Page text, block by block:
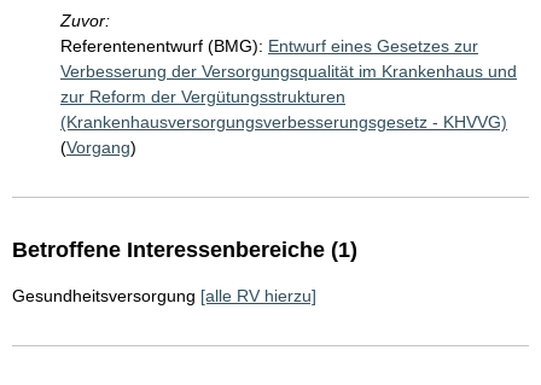
Zuvor:
Referentenentwurf (BMG): Entwurf eines Gesetzes zur
Verbesserung der Versorgungsqualität im Krankenhaus und
zur Reform der Vergütungsstrukturen
(Krankenhausversorgungsverbesserungsgesetz - KHVVG)
(Vorgang)
Betroffene Interessenbereiche (1)
Gesundheitsversorgung [alle RV hierzu]